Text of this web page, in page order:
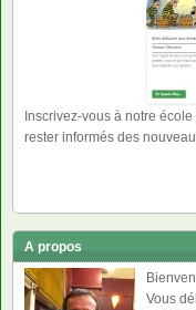
Inscrivez-vous à notre
rester informés des
A propos
Vous